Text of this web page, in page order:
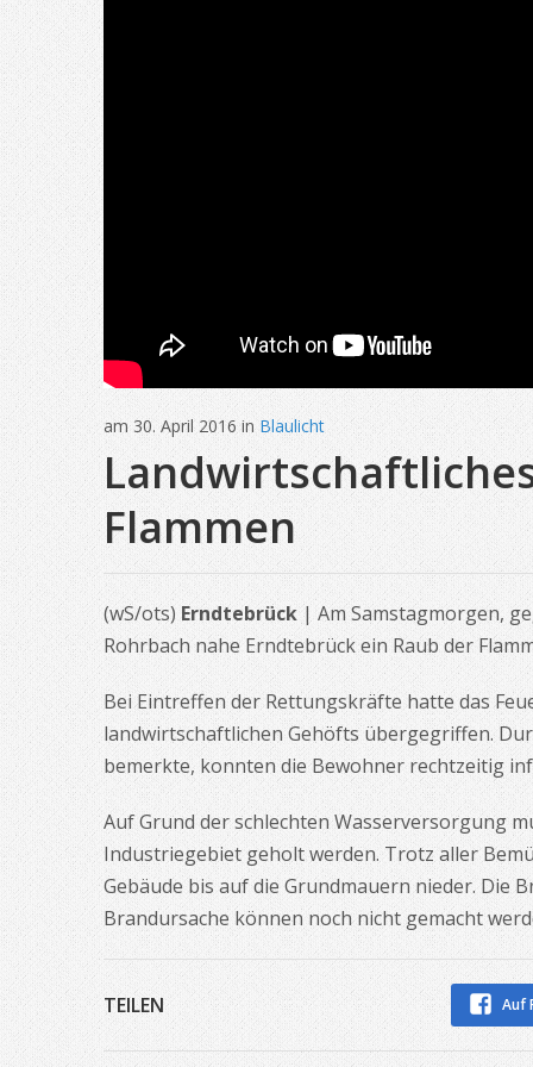
am 30. April 2016 in Blaulicht
Flammen
(wS/ots) Erndtebrück | Am Samstagmorgen,
Rohrbach nahe Erndtebrück ein Raub der
Bei Eintreffen der Rettungskräfte hatte das
landwirtschaftlichen Gehöfts übergegriffen.
bemerkte, konnten die Bewohner rechtzeitig
Auf Grund der schlechten Wasserversorgung
Industriegebiet geholt werden. Trotz aller
Gebäude bis auf die Grundmauern nieder. Die
Brandursache können noch nicht gemacht
TEILEN Auf